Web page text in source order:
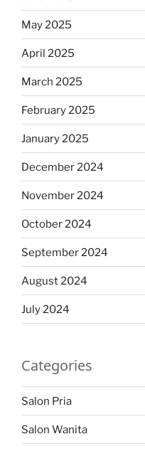
May 2025
April 2025
March 2025
February 2025
January 2025
December 2024
November 2024
October 2024
September 2024
August 2024
July 2024
Categories
Salon Pria
Salon Wanita